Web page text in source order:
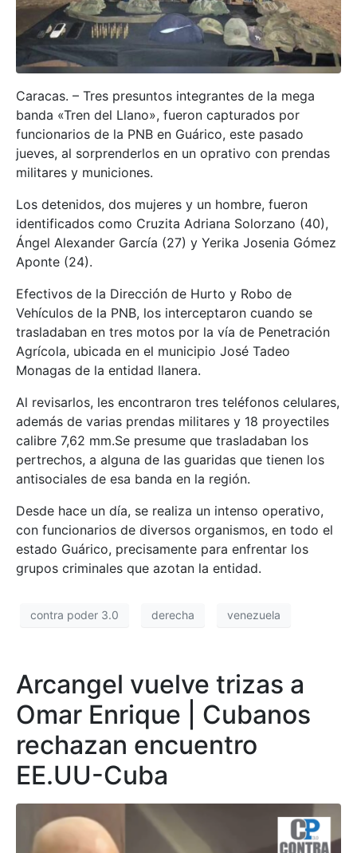
Caracas. – Tres presuntos integrantes de la mega
banda «Tren del Llano», fueron capturados por
funcionarios de la PNB en Guárico, este pasado
jueves, al sorprenderlos en un oprativo con prendas
militares y municiones.
Los detenidos, dos mujeres y un hombre, fueron
identificados como Cruzita Adriana Solorzano (40),
Ángel Alexander García (27) y Yerika Josenia Gómez
Aponte (24).
Efectivos de la Dirección de Hurto y Robo de
Vehículos de la PNB, los interceptaron cuando se
trasladaban en tres motos por la vía de Penetración
Agrícola, ubicada en el municipio José Tadeo
Monagas de la entidad llanera.
Al revisarlos, les encontraron tres teléfonos celulares,
además de varias prendas militares y 18 proyectiles
calibre 7,62 mm.Se presume que trasladaban los
pertrechos, a alguna de las guaridas que tienen los
antisociales de esa banda en la región.
Desde hace un día, se realiza un intenso operativo,
con funcionarios de diversos organismos, en todo el
estado Guárico, precisamente para enfrentar los
grupos criminales que azotan la entidad.
contra poder 3.0 derecha venezuela
Arcangel vuelve trizas a
Omar Enrique | Cubanos
rechazan encuentro
EE.UU-Cuba